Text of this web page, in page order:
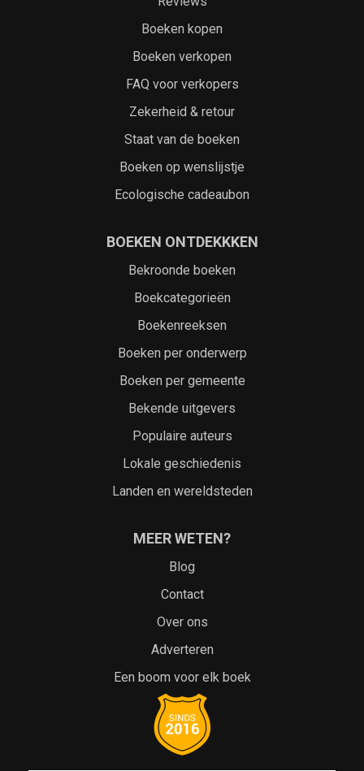
Boeken kopen
Boeken verkopen
FAQ voor verkopers
Zekerheid & retour
Staat van de boeken
Boeken op wenslijstje
Ecologische cadeaubon
BOEKEN ONTDEKKKEN
Bekroonde boeken
Boekcategorieën
Boekenreeksen
Boeken per onderwerp
Boeken per gemeente
Bekende uitgevers
Populaire auteurs
Lokale geschiedenis
Landen en wereldsteden
MEER WETEN?
Blog
Contact
Over ons
Adverteren
Een boom voor elk boek